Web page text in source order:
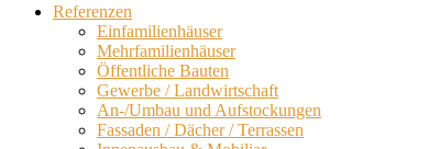
Referenzen
Einfamilienhäuser
Mehrfamilienhäuser
Öffentliche Bauten
Gewerbe / Landwirtschaft
An-/Umbau und Aufstockungen
Fassaden / Dächer / Terrassen